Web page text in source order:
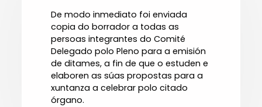
De modo inmediato foi enviada
copia do borrador a todas as
persoas integrantes do Comité
Delegado polo Pleno para a emisión
de ditames, a fin de que o estuden e
elaboren as súas propostas para a
xuntanza a celebrar polo citado
órgano.